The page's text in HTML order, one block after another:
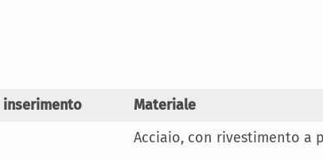
inserimento Materiale
Acciaio, con rivestimento a